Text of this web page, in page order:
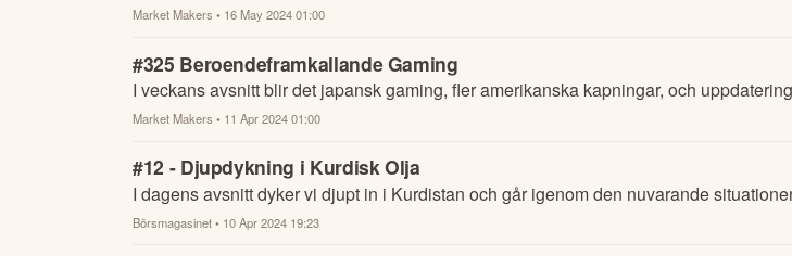
Market Makers • 16 May 2024 01:00
#325 Beroendeframkallande Gaming
I veckans avsnitt blir det japansk gaming, fler amerikanska kapningar, och
Market Makers • 11 Apr 2024 01:00
#12 - Djupdykning i Kurdisk Olja
I dagens avsnitt dyker vi djupt in i Kurdistan och går igenom den nuvarande
Börsmagasinet• 10 Apr 2024 19:23